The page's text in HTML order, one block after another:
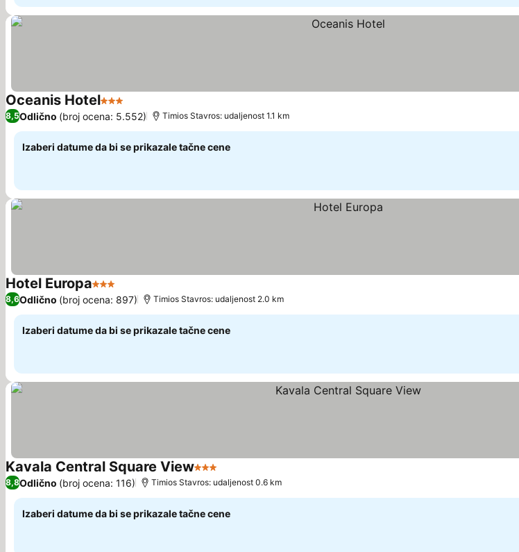
Oceanis Hotel3 Zvezdice
8,5Odlično (broj ocena: 5.552) Τimios Stavros: udaljenost 1.1 km
Izaberi datume da bi se prikazale tačne cene
Hotel Europa3 Zvezdice
8,6Odlično (broj ocena: 897) Τimios Stavros: udaljenost 2.0 km
Izaberi datume da bi se prikazale tačne cene
Kavala Central Square View3 Zvezdice
8,8Odlično (broj ocena: 116) Τimios Stavros: udaljenost 0.6 km
Izaberi datume da bi se prikazale tačne cene